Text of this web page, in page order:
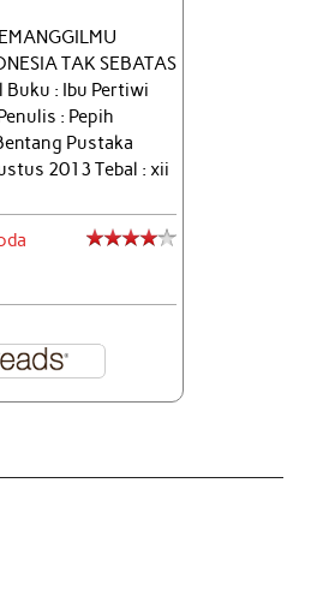
TAK SEBATAS
Buku : Ibu Pertiwi
: Pepih
Pustaka
2013 Tebal : xii